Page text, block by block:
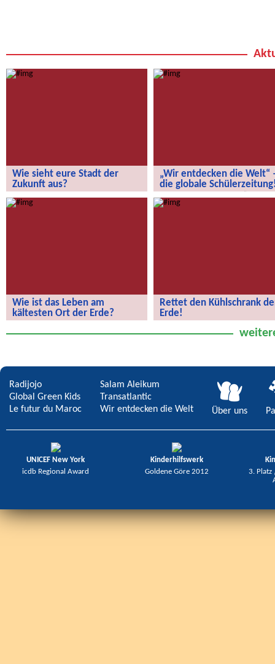
Wie sieht eure Stadt der
Zukunft aus?
Wie sieht eure Stadt der Zukunft aus?
„Wir entdecken die Welt“
die globale
„Wir entdecken die Welt“ – die
globale Schülerzeitung!
Wie ist das Leben am
kältesten Ort der Erde?
der Erde?
Rettet den Kühlschrank
Erde!
Radijojo
Global Green Kids
Le futur du Maroc
Salam Aleikum
Transatlantic
Wir entdecken die Welt
Über uns
UNICEF New York
icdb Regional Award
Kinderhilfswerk
Goldene Göre 2012
3. Platz